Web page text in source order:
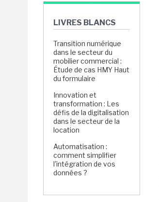
LIVRES BLANCS
Transition numérique
dans le secteur du
mobilier commercial :
Étude de cas HMY Haut
du formulaire
Innovation et
transformation : Les
défis de la digitalisation
dans le secteur de la
location
Automatisation :
comment simplifier
l'intégration de vos
données ?